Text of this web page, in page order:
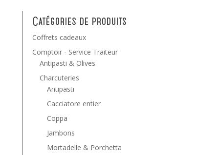
Catégories de produits
Coffrets cadeaux
Comptoir - Service Traiteur
Antipasti & Olives
Charcuteries
Antipasti
Cacciatore entier
Coppa
Jambons
Mortadelle & Porchetta